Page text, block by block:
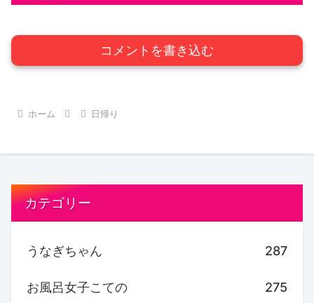
コメントを書き込む
ホーム 日帰り
カテゴリー
うなぎちゃん 287
お風呂女子こての 275